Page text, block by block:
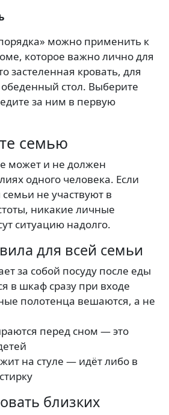
можно применить к
которое важно лично для
застеленная кровать, для
стол. Выберите
за ним в первую
семью
может и не должен
одного человека. Если
не участвуют в
никакие личные
ситуацию надолго.
для всей семьи
за собой посуду после еды
в шкаф сразу при входе
полотенца вешаются, а не
перед сном — это
на стуле — идёт либо в
близких